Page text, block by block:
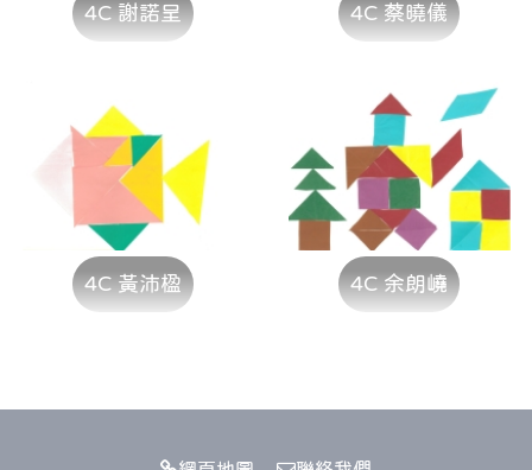
4C 謝諾呈 4C 蔡曉儀
4C 黃沛楹 4C 余朗嶢